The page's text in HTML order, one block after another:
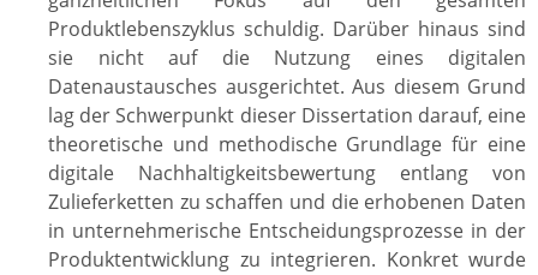
Produktlebenszyklus schuldig. Darüber hinaus sind
sie nicht auf die Nutzung eines digitalen
Datenaustausches ausgerichtet. Aus diesem Grund
lag der Schwerpunkt dieser Dissertation darauf, eine
theoretische und methodische Grundlage für eine
digitale Nachhaltigkeitsbewertung entlang von
Zulieferketten zu schaffen und die erhobenen Daten
in unternehmerische Entscheidungsprozesse in der
Produktentwicklung zu integrieren. Konkret wurde